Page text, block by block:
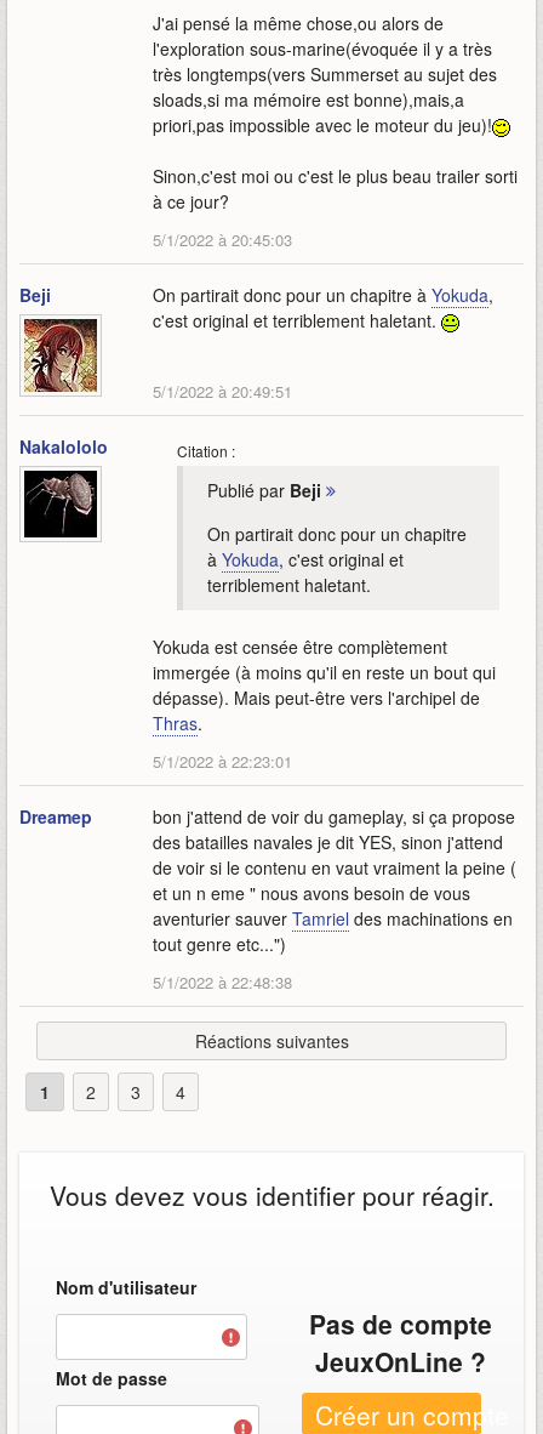
J'ai pensé la même chose,ou alors de
l'exploration sous-marine(évoquée il y a très
très longtemps(vers Summerset au sujet des
sloads,si ma mémoire est bonne),mais,a
priori,pas impossible avec le moteur du jeu)!
Sinon,c'est moi ou c'est le plus beau trailer sorti
à ce jour?
5/1/2022 à 20:45:03
Beji On partirait donc pour un chapitre à Yokuda,
c'est original et terriblement haletant.
5/1/2022 à 20:49:51
Nakalololo Citation :
Publié par Beji
On partirait donc pour un chapitre
à Yokuda, c'est original et
terriblement haletant.
Yokuda est censée être complètement
immergée (à moins qu'il en reste un bout qui
dépasse). Mais peut-être vers l'archipel de
Thras.
5/1/2022 à 22:23:01
Dreamep
bon j'attend de voir du gameplay, si ça propose
des batailles navales je dit YES, sinon j'attend
de voir si le contenu en vaut vraiment la peine (
et un n eme " nous avons besoin de vous
aventurier sauver Tamriel des machinations en
tout genre etc...")
5/1/2022 à 22:48:38
Réactions suivantes
1 2 3 4
Vous devez vous identifier pour réagir.
Nom d'utilisateur
Mot de passe
Pas de compte
JeuxOnLine ?
Créer un compte